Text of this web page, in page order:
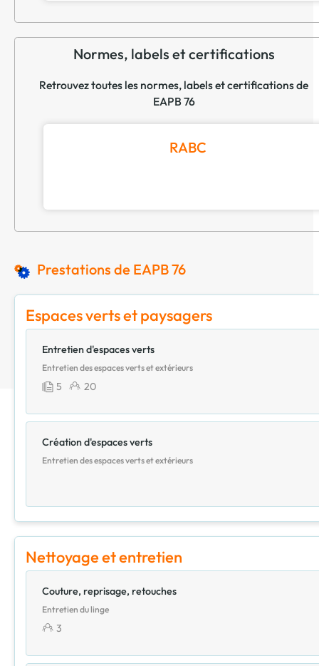
Normes, labels et certifications
Retrouvez toutes les normes, labels et certifications de
EAPB 76
RABC
Prestations de EAPB 76
Espaces verts et paysagers
Entretien d'espaces verts
Entretien des espaces verts et extérieurs
5 20
Création d'espaces verts
Entretien des espaces verts et extérieurs
Nettoyage et entretien
Couture, reprisage, retouches
Entretien du linge
3